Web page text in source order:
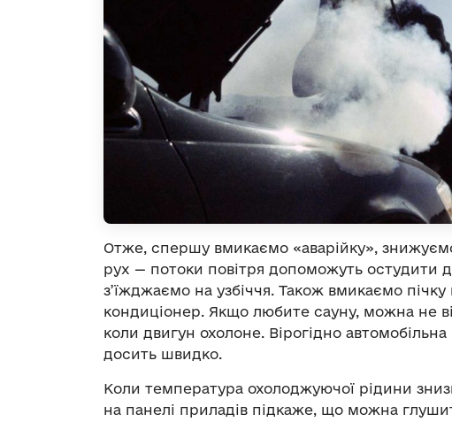
Отже, спершу вмикаємо «аварійку»,
рух — потоки повітря допоможуть остудити
з’їжджаємо на узбіччя. Також вмикаємо
кондиціонер. Якщо любите сауну, можна не
коли двигун охолоне. Вірогідно
досить швидко.
Коли температура охолоджуючої рідини
на панелі приладів підкаже, що можна